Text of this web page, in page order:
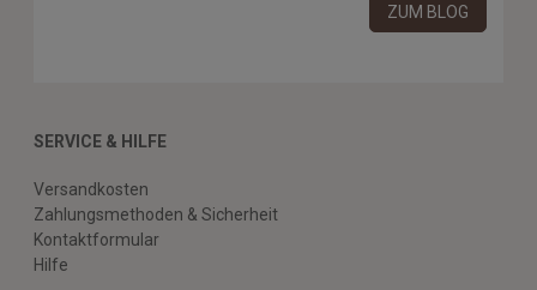
ZUM BLOG
SERVICE & HILFE
Versandkosten
Zahlungsmethoden & Sicherheit
Kontaktformular
Hilfe